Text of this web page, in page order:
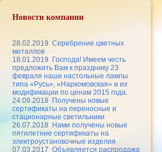
Новости компании
28.02.2019 Серебрение цветных
металлов
18.01.2019
Господа! Имеем честь
предложить Вам к празднику 23
февраля наши настольные лампы
типа «Русь», «Наркомовская» и их
модификации по ценам 2015 года.
24.09.2018
Получены новые
сертификаты на переносные и
стационарные светильники
26.07.2018
Нами получены новые
пятилетние сертификаты на
электроустановочные изделия
07.03.2017 Объявляется распродажа